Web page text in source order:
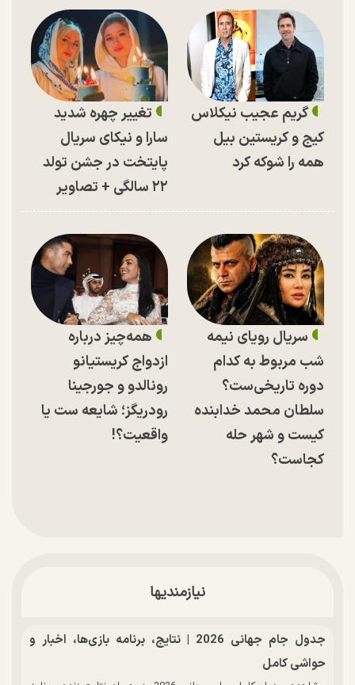
گریم عجیب نیکلاس
کیج و کریستین بیل
همه را شوکه کرد
تغییر چهره شدید
سارا و نیکای سریال
پایتخت در جشن تولد
۲۲ سالگی + تصاویر
سریال رویای نیمه
شب مربوط به کدام
دوره تاریخی‌ست؟
سلطان محمد خدابنده
کیست و شهر حله
کجاست؟
همه‌چیز درباره
ازدواج کریستیانو
رونالدو و جورجینا
رودریگز؛ شایعه ست یا
واقعیت؟!
نیازمندیها
جدول جام جهانی 2026 | نتایج، برنامه بازی‌ها، اخبار و
حواشی کامل